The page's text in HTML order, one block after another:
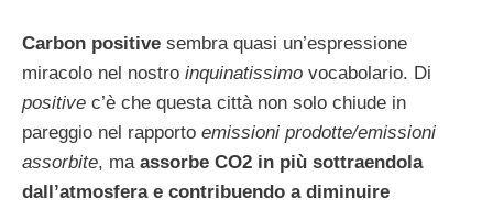
Carbon positive sembra quasi un’espressione
miracolo nel nostro inquinatissimo vocabolario. Di
positive c’è che questa città non solo chiude in
pareggio nel rapporto emissioni prodotte/emissioni
assorbite, ma assorbe CO2 in più sottraendola
dall’atmosfera e contribuendo a diminuire